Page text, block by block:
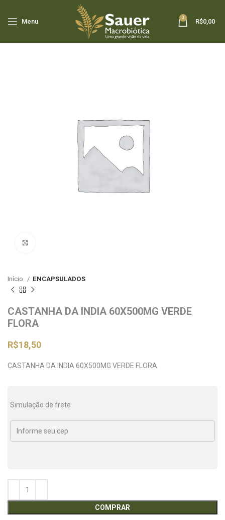
Menu
0
R$0,00
Início ENCAPSULADOS
CASTANHA DA INDIA 60X500MG VERDE
FLORA
R$18,50
CASTANHA DA INDIA 60X500MG VERDE FLORA
Simulação de frete
COMPRAR